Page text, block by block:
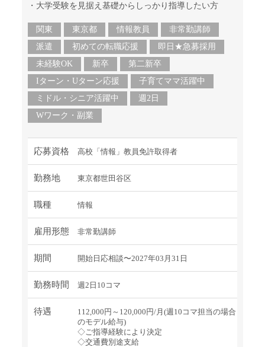
・大学受験を見据え基礎からしっかり指導したい方
関東 東京都 情報教員
非常勤講師
派遣
初めての転職応援
即日★急募採用
未経験OK
新卒
第二新卒
Iターン・Uターン応援
子育てママ活躍中
ミドル・シニア活躍中
週2日
Wワーク・副業
応募資格 高校「情報」教員免許取得者
勤務地 東京都世田谷区
職種 情報
雇用形態 非常勤講師
期間 開始日応相談〜2027年03月31日
勤務時間 週2日10コマ
待遇
112,000円～120,000円/月(週10コマ担当の場合
のモデル給与)
◇ご指導経験により決定
◇交通費別途支給